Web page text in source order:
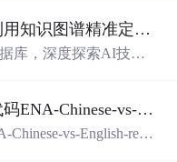
高校技术转移办公室如何利用知识图谱精准定位产业需求与技术适配点？.docx
库，深度探索AI技术
科技创新与产业创新认知网络分析的网站平替代码ENA-Chinese-vs-English-reproducible.zip
vs-English-repro